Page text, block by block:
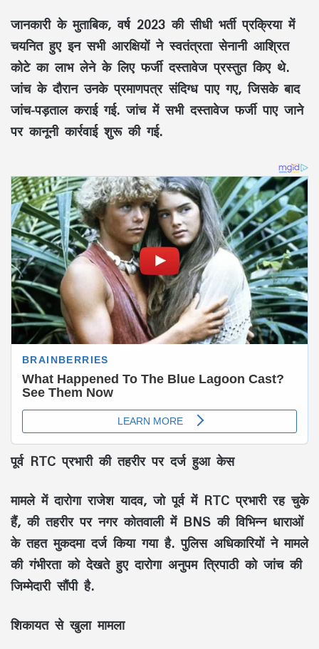
जानकारी के मुताबिक, वर्ष 2023 की सीधी भर्ती प्रक्रिया में
चयनित हुए इन सभी आरक्षियों ने स्वतंत्रता सेनानी आश्रित
कोटे का लाभ लेने के लिए फर्जी दस्तावेज प्रस्तुत किए थे.
जांच के दौरान उनके प्रमाणपत्र संदिग्ध पाए गए, जिसके बाद
जांच-पड़ताल कराई गई. जांच में सभी दस्तावेज फर्जी पाए जाने
पर कानूनी कार्रवाई शुरू की गई.
पूर्व RTC प्रभारी की तहरीर पर दर्ज हुआ केस
मामले में दारोगा राजेश यादव, जो पूर्व में RTC प्रभारी रह चुके
हैं, की तहरीर पर नगर कोतवाली में BNS की विभिन्न धाराओं
के तहत मुकदमा दर्ज किया गया है. पुलिस अधिकारियों ने मामले
की गंभीरता को देखते हुए दारोगा अनुपम त्रिपाठी को जांच की
जिम्मेदारी सौंपी है.
शिकायत से खुला मामला